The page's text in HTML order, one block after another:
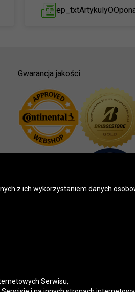
Gwarancja jakości
z ich wykorzystaniem danych
Serwisu,